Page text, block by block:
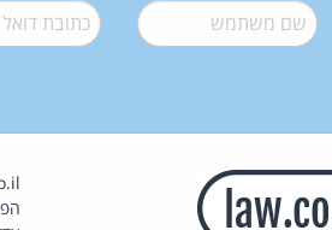
שם משתמש* דואל*